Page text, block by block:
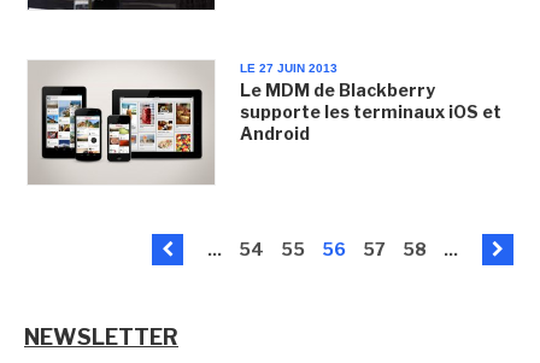
LE 27 JUIN 2013
Le MDM de Blackberry
supporte les terminaux iOS et
Android
... 54 55 56 57 58 ...
NEWSLETTER